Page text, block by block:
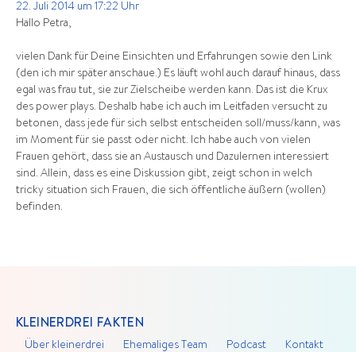
22. Juli 2014 um 17:22 Uhr
Hallo Petra,
vielen Dank für Deine Einsichten und Erfahrungen sowie den Link
(den ich mir später anschaue.) Es läuft wohl auch darauf hinaus, dass
egal was frau tut, sie zur Zielscheibe werden kann. Das ist die Krux
des power plays. Deshalb habe ich auch im Leitfaden versucht zu
betonen, dass jede für sich selbst entscheiden soll/muss/kann, was
im Moment für sie passt oder nicht. Ich habe auch von vielen
Frauen gehört, dass sie an Austausch und Dazulernen interessiert
sind. Allein, dass es eine Diskussion gibt, zeigt schon in welch
tricky situation sich Frauen, die sich öffentliche äußern (wollen)
befinden.
KLEINERDREI FAKTEN
Über kleinerdrei Ehemaliges Team Podcast Kontakt